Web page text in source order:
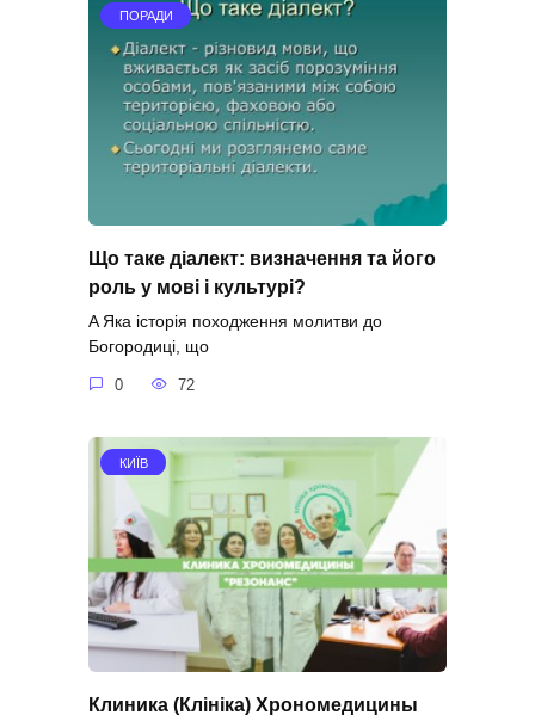
ПОРАДИ
Що таке діалект: визначення та його
роль у мові і культурі?
A Яка історія походження молитви до
Богородиці, що
0 72
КИЇВ
Клиника (Клініка) Хрономедицины